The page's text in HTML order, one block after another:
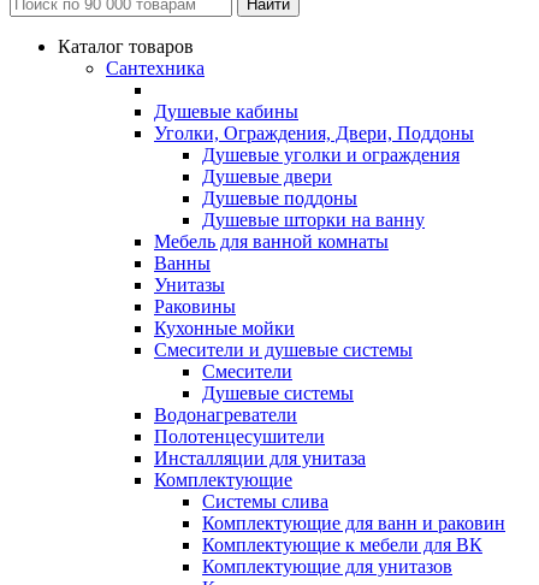
Каталог товаров
Сантехника
Душевые кабины
Уголки, Ограждения, Двери, Поддоны
Душевые уголки и ограждения
Душевые двери
Душевые поддоны
Душевые шторки на ванну
Мебель для ванной комнаты
Ванны
Унитазы
Раковины
Кухонные мойки
Смесители и душевые системы
Смесители
Душевые системы
Водонагреватели
Полотенцесушители
Инсталляции для унитаза
Комплектующие
Системы слива
Комплектующие для ванн и раковин
Комплектующие к мебели для ВК
Комплектующие для унитазов